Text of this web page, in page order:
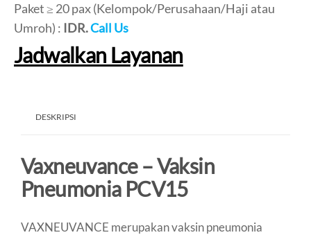
Paket ≥ 20 pax (Kelompok/Perusahaan/Haji atau
Umroh) : IDR.Call Us
Jadwalkan Layanan
DESKRIPSI
Vaxneuvance – Vaksin
Pneumonia PCV15
VAXNEUVANCE merupakan vaksin pneumonia